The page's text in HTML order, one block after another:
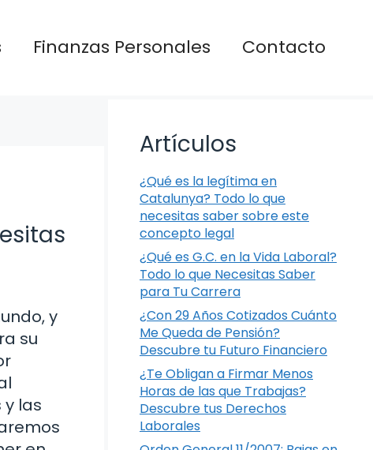
Finanzas Personales Contacto
y
su
las
Artículos
¿Qué es la legítima en
Catalunya? Todo lo que
necesitas saber sobre este
concepto legal
¿Qué es G.C. en la Vida Laboral?
Todo lo que Necesitas Saber
para Tu Carrera
¿Con 29 Años Cotizados Cuánto
Me Queda de Pensión?
Descubre tu Futuro Financiero
¿Te Obligan a Firmar Menos
Horas de las que Trabajas?
Descubre tus Derechos
Laborales